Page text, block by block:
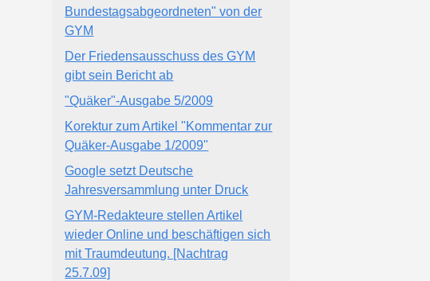
Bundestagsabgeordneten" von der
GYM
Der Friedensausschuss des GYM
gibt sein Bericht ab
"Quäker"-Ausgabe 5/2009
Korektur zum Artikel "Kommentar zur
Quäker-Ausgabe 1/2009"
Google setzt Deutsche
Jahresversammlung unter Druck
GYM-Redakteure stellen Artikel
wieder Online und beschäftigen sich
mit Traumdeutung. [Nachtrag
25.7.09]